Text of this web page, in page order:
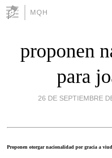
MQH
proponen
para
26 DE SEPTIEMBRE
Proponen otorgar nacionalidad por gracia a